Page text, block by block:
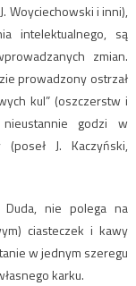
Woyciechowski i inni),
intelektualnego, są
zmian.
prowadzony ostrzał
kul” (oszczerstw i
godzi w
(poseł J. Kaczyński,
Duda, nie polega na
ciasteczek i kawy
w jednym szeregu
karku.